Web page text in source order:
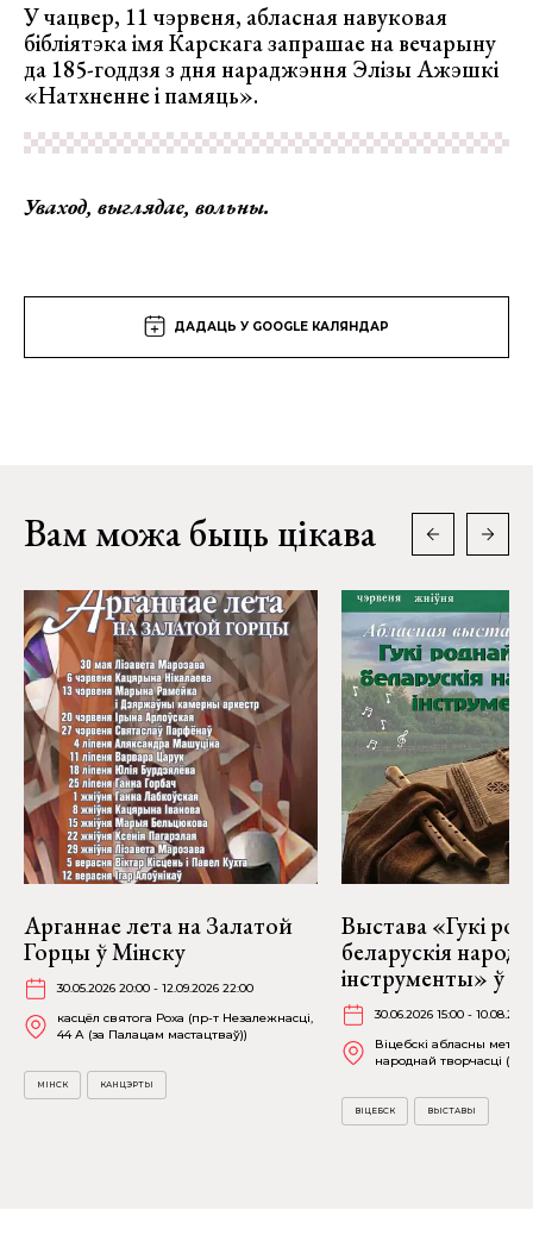
У чацвер, 11 чэрвеня, абласная навуковая
бібліятэка імя Карскага запрашае на вечарыну
да 185-годдзя з дня нараджэння Элізы Ажэшкі
«Натхненне і памяць».
Уваход, выглядае, вольны.
ДАДАЦЬ У GOOGLE КАЛЯНДАР
Вам можа быць цікава
Арганнае лета на Залатой
Горцы ў Мінску
30.05.2026 20:00 - 12.09.2026 22:00
касцёл святога Роха (пр-т Незалежнасці,
44 А (за Палацам мастацтваў))
МІНСК КАНЦЭРТЫ
Выстава «Гукі
беларускія
інструменты» ў
30.06.2026 15:00 -
Віцебскі абласны
народнай творчасці
ВІЦЕБСК ВЫСТАВЫ